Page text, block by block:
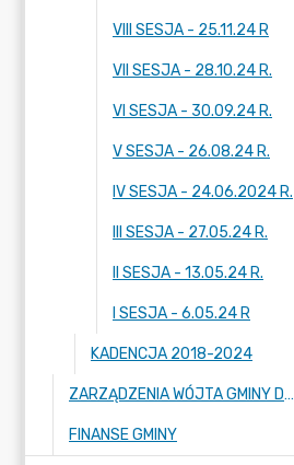
VIII SESJA - 25.11.24 R
VII SESJA - 28.10.24 R.
VI SESJA - 30.09.24 R.
V SESJA - 26.08.24 R.
IV SESJA - 24.06.2024 R.
III SESJA - 27.05.24 R.
II SESJA - 13.05.24 R.
I SESJA - 6.05.24 R
KADENCJA 2018-2024
ZARZĄDZENIA WÓJTA GMINY DOPIEWO
FINANSE GMINY